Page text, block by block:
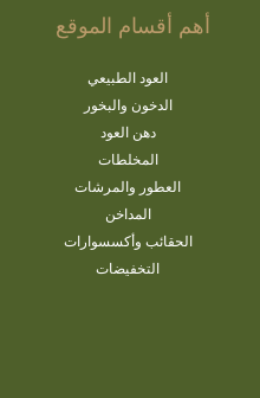
أهم أقسام الموقع
العود الطبيعي
الدخون والبخور
دهن العود
المخلطات
العطور والمرشات
المداخن
الحقائب وأكسسوارات
التخفيضات